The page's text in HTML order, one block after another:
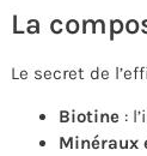
La
Le secret de
Biotine :
Minéraux